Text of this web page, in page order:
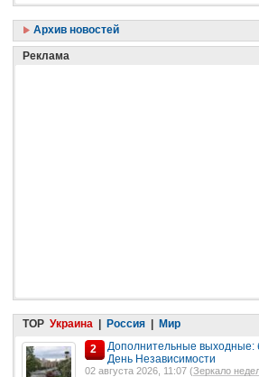
Архив новостей
Реклама
TOP Украина Россия
Мир
2
Дополнительные выходные:
День Независимости
02 августа 2026, 11:07 (Зеркало